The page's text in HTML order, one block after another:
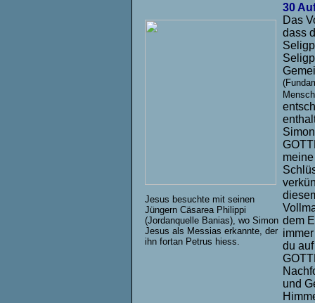
Jesus besuchte mit seinen
Jüngern Cäsarea Philippi
(Jordanquelle Banias), wo Simon
Jesus als Messias erkannte, der
ihn fortan Petrus hiess.
30
Das
dass
dem
du
und